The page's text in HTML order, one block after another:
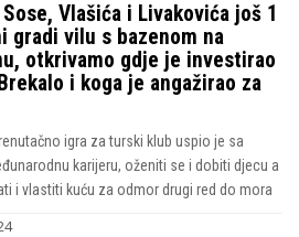
Sose, Vlašića i Livakovića još 1
gradi vilu s bazenom na
otkrivamo gdje je investirao
i koga je angažirao za
igra za turski klub uspio je sa
karijeru, oženiti se i dobiti djecu a
i vlastiti kuću za odmor drugi red do mora